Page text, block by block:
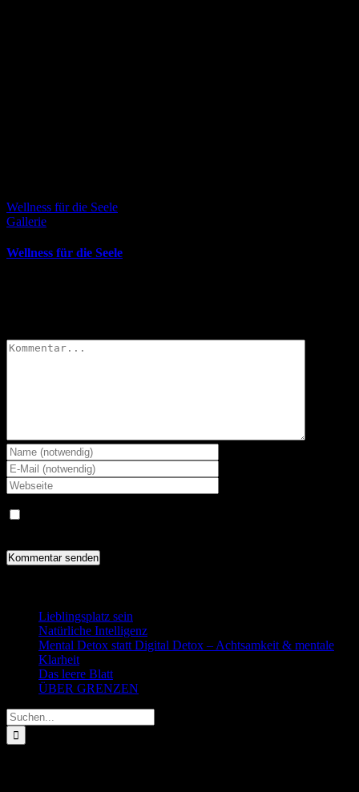
Wellness für die Seele
Gallerie
Wellness für die Seele
Kommentar
Lieblingsplatz sein
Natürliche Intelligenz
Mental Detox statt Digital Detox – Achtsamkeit & mentale
Klarheit
Das leere Blatt
ÜBER GRENZEN
Suche
nach: